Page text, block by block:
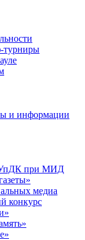
турниры
и информации
при МИД
медиа
конкурс